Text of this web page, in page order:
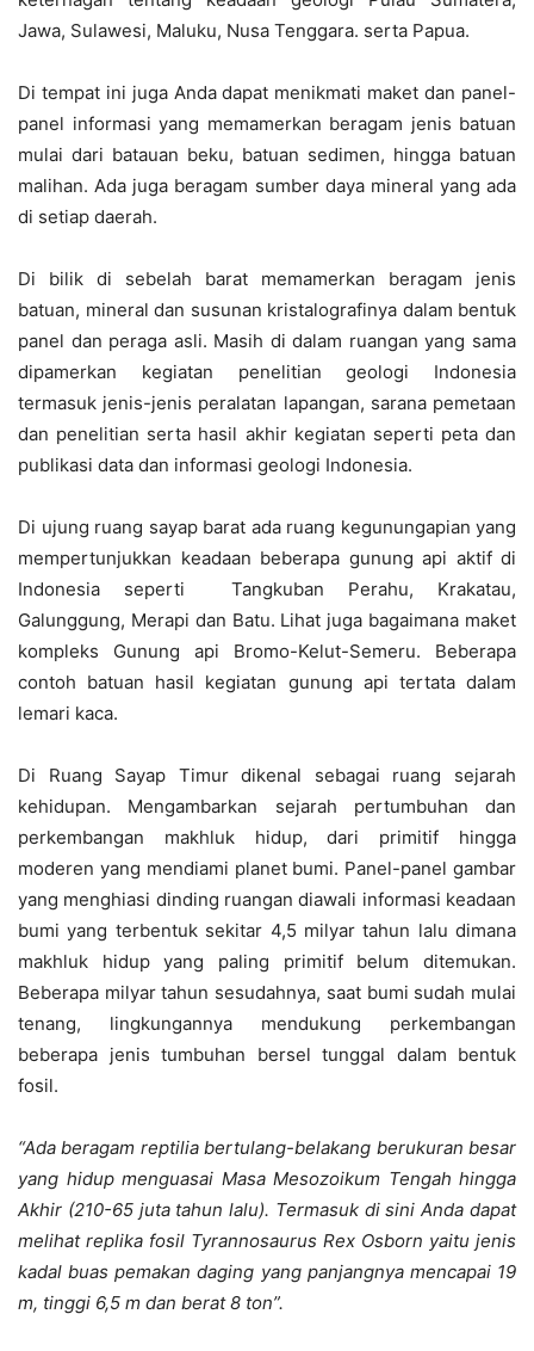
Jawa, Sulawesi, Maluku, Nusa Tenggara. serta Papua.
Di tempat ini juga Anda dapat menikmati maket dan panel-
panel informasi yang memamerkan beragam jenis batuan
mulai dari batauan beku, batuan sedimen, hingga batuan
malihan. Ada juga beragam sumber daya mineral yang ada
di setiap daerah.
Di bilik di sebelah barat memamerkan beragam jenis
batuan, mineral dan susunan kristalografinya dalam bentuk
panel dan peraga asli. Masih di dalam ruangan yang sama
dipamerkan kegiatan penelitian geologi Indonesia
termasuk jenis-jenis peralatan lapangan, sarana pemetaan
dan penelitian serta hasil akhir kegiatan seperti peta dan
publikasi data dan informasi geologi Indonesia.
Di ujung ruang sayap barat ada ruang kegunungapian yang
mempertunjukkan keadaan beberapa gunung api aktif di
Indonesia seperti Tangkuban Perahu, Krakatau,
Galunggung, Merapi dan Batu. Lihat juga bagaimana maket
kompleks Gunung api Bromo-Kelut-Semeru. Beberapa
contoh batuan hasil kegiatan gunung api tertata dalam
lemari kaca.
Di Ruang Sayap Timur dikenal sebagai ruang sejarah
kehidupan. Mengambarkan sejarah pertumbuhan dan
perkembangan makhluk hidup, dari primitif hingga
moderen yang mendiami planet bumi. Panel-panel gambar
yang menghiasi dinding ruangan diawali informasi keadaan
bumi yang terbentuk sekitar 4,5 milyar tahun lalu dimana
makhluk hidup yang paling primitif belum ditemukan.
Beberapa milyar tahun sesudahnya, saat bumi sudah mulai
tenang, lingkungannya mendukung perkembangan
beberapa jenis tumbuhan bersel tunggal dalam bentuk
fosil.
“Ada beragam reptilia bertulang-belakang berukuran besar
yang hidup menguasai Masa Mesozoikum Tengah hingga
Akhir (210-65 juta tahun lalu). Termasuk di sini Anda dapat
melihat replika fosil Tyrannosaurus Rex Osborn yaitu jenis
kadal buas pemakan daging yang panjangnya mencapai 19
m, tinggi 6,5 m dan berat 8 ton”.